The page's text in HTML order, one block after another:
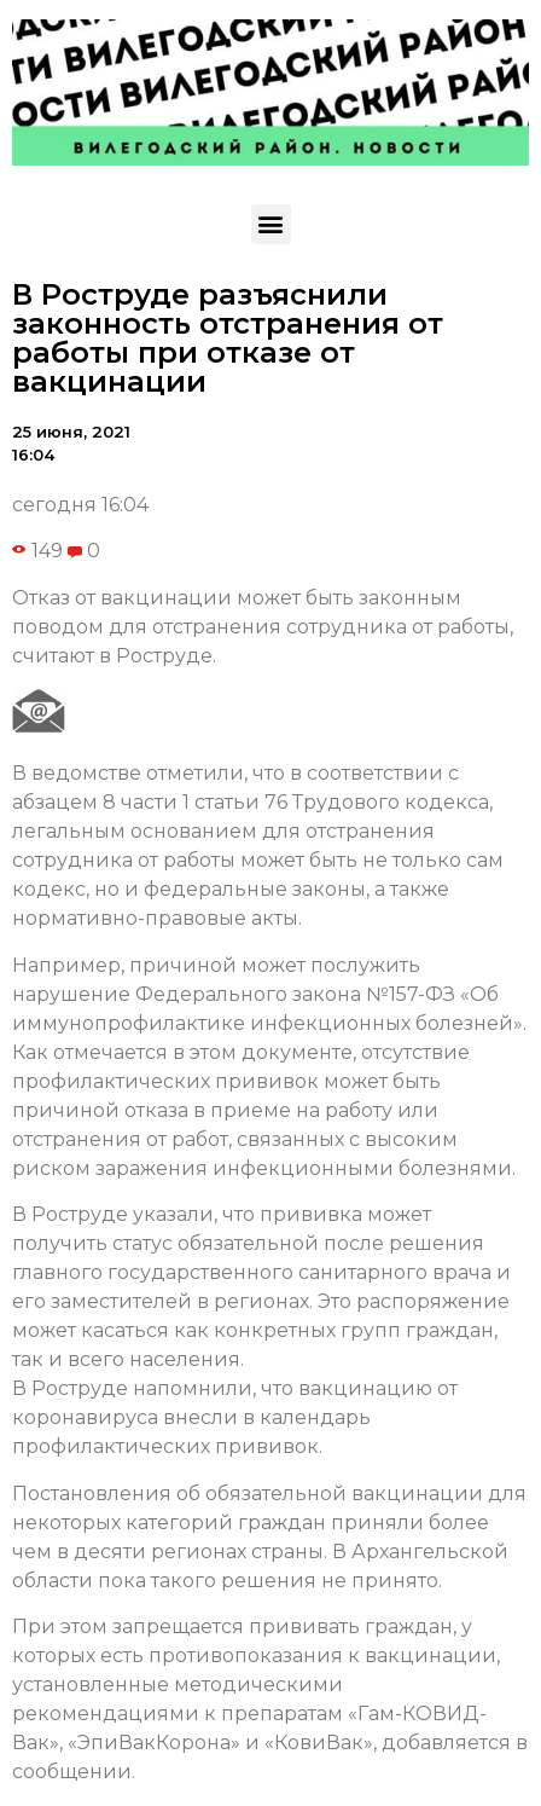
В Роструде разъяснили
законность отстранения от
работы при отказе от
вакцинации
25 июня, 2021
16:04
сегодня 16:04
149 0
Отказ от вакцинации может быть законным
поводом для отстранения сотрудника от работы,
считают в Роструде.
В ведомстве отметили, что в соответствии с
абзацем 8 части 1 статьи 76 Трудового кодекса,
легальным основанием для отстранения
сотрудника от работы может быть не только сам
кодекс, но и федеральные законы, а также
нормативно-правовые акты.
Например, причиной может послужить
нарушение Федерального закона №157-ФЗ «Об
иммунопрофилактике инфекционных болезней».
Как отмечается в этом документе, отсутствие
профилактических прививок может быть
причиной отказа в приеме на работу или
отстранения от работ, связанных с высоким
риском заражения инфекционными болезнями.
В Роструде указали, что прививка может
получить статус обязательной после решения
главного государственного санитарного врача и
его заместителей в регионах. Это распоряжение
может касаться как конкретных групп граждан,
так и всего населения.
В Роструде напомнили, что вакцинацию от
коронавируса внесли в календарь
профилактических прививок.
Постановления об обязательной вакцинации для
некоторых категорий граждан приняли более
чем в десяти регионах страны. В Архангельской
области пока такого решения не принято.
При этом запрещается прививать граждан, у
которых есть противопоказания к вакцинации,
установленные методическими
рекомендациями к препаратам «Гам-КОВИД-
Вак», «ЭпиВакКорона» и «КовиВак», добавляется в
сообщении.